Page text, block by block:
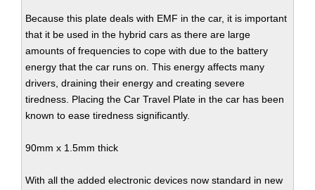
Because this plate deals with EMF in the car, it is important
that it be used in the hybrid cars as there are large
amounts of frequencies to cope with due to the battery
energy that the car runs on. This energy affects many
drivers, draining their energy and creating severe
tiredness. Placing the Car Travel Plate in the car has been
known to ease tiredness significantly.
90mm x 1.5mm thick
With all the added electronic devices now standard in new